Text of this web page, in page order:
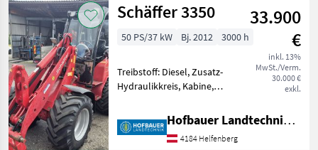
Schäffer 3350
33.900
€
inkl. 13%
MwSt./Verm.
30.000 €
exkl.
50 PS/37 kW Bj. 2012 3000 h
Treibstoff: Diesel, Zusatz-
Hydraulikkreis, Kabine,
Schnellwechselrahmen,
hydr. Geräteverriegelung
Schäffer Lader 3350 mit
Hofbauer Landtechnik GmbH
4184 Helfenberg